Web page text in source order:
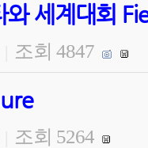
와 세계대회
조회 4847
조회 5264